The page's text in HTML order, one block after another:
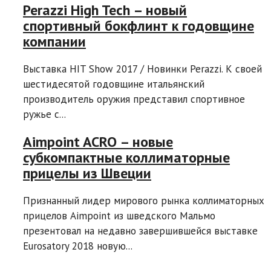
Perazzi High Tech – новый
спортивный бокфлинт к годовщине
компании
Выставка HIT Show 2017 / Новинки Perazzi. К своей
шестидесятой годовщине итальянский
производитель оружия представил спортивное
ружье с...
Aimpoint ACRO – новые
субкомпактные коллиматорные
прицелы из Швеции
Признанный лидер мирового рынка коллиматорных
прицелов Aimpoint из шведского Мальмо
презентовал на недавно завершившейся выставке
Eurosatory 2018 новую...